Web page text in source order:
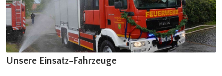
Unsere Einsatz-Fahrzeuge